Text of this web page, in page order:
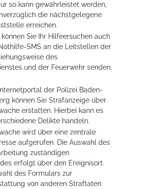
so kann gewährleistet werden,
die nächstgelegene
erreichen.
Sie Ihr Hilfeersuchen auch
SMS an die Leitstellen der
des
und der Feuerwehr senden.
der Polizei Baden-
können Sie Strafanzeige über
erstatten. Hierbei kann es
Delikte handeln.
wird über eine zentrale
aufgerufen. Die Auswahl des
zuständigen
erfolgt über den Ereignisort.
des Formulars zur
von anderen Straftaten